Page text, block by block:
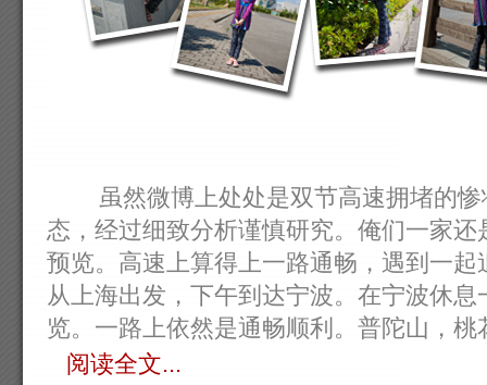
虽然微博上处处是双节高速拥堵的惨
态，经过细致分析谨慎研究。俺们一家
预览。高速上算得上一路通畅，遇到一
从上海出发，下午到达宁波。在宁波休
览。一路上依然是通畅顺利。普陀山，
阅读全文...